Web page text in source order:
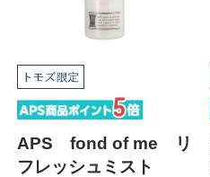
APS fond of me リ
フレッシュミスト